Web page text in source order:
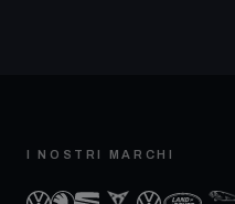
I NOSTRI MARCHI